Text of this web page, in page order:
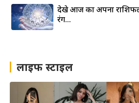
देखे आज का अपना
रंग…
लाइफ स्टाइल